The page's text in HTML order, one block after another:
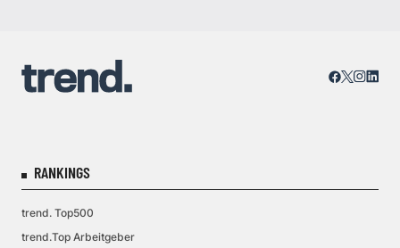
RANKINGS
trend. Top500
trend.Top Arbeitgeber